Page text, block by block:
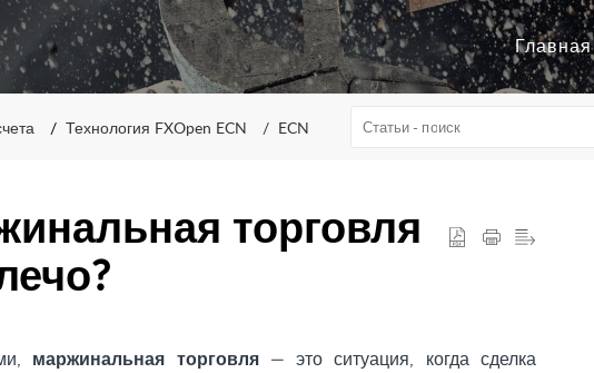
Главная
Технология FXOpen ECN ECN
торговля
маржинальная торговля— это ситуация, когда сделка